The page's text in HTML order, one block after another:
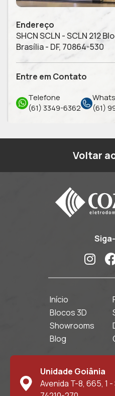
Endereço
SHCN SCLN - SCLN 212
Brasília - DF, 70864-530
Entre em Contato
Telefone
(61) 3349-6362
(61)
Voltar
Início
Blocos 3D
Showrooms
Blog
Unidade Goiânia
Avenida T-8, 665, 1